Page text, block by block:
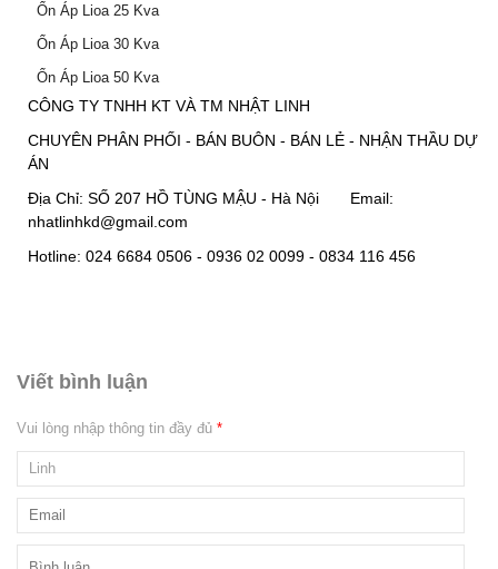
Ổn Áp Lioa 25 Kva
Ổn Áp Lioa 30 Kva
Ổn Áp Lioa 50 Kva
CÔNG TY TNHH KT VÀ TM NHẬT LINH
CHUYÊN PHÂN PHỐI - BÁN BUÔN - BÁN LẺ - NHẬN THẦU DỰ
ÁN
Địa Chỉ: SỐ 207 HỒ TÙNG MẬU - Hà Nội Email:
nhatlinhkd@gmail.com
Hotline: 024 6684 0506 - 0936 02 0099 - 0834 116 456
Viết bình luận
Vui lòng nhập thông tin đầy đủ *